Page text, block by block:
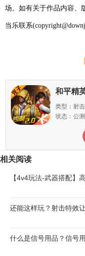
场。如有关于作品内容、
当乐联系
和平精
类型：射击
状态：公测
相关阅读
【4v4玩法-武器搭配】
还能这样玩？射击特效
什么是信号用品？信号